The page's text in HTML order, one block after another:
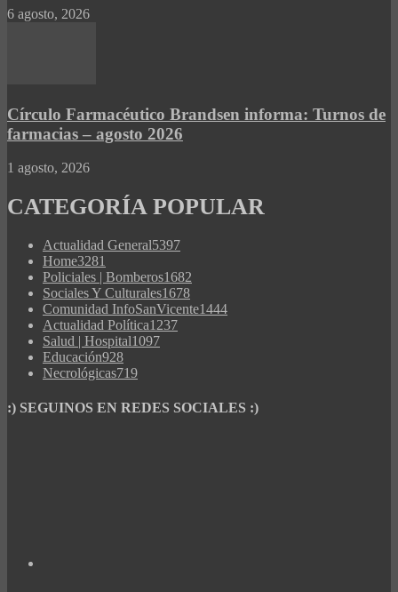
6 agosto, 2026
Círculo Farmacéutico Brandsen informa: Turnos de
farmacias – agosto 2026
1 agosto, 2026
CATEGORÍA POPULAR
Actualidad General5397
Home3281
Policiales | Bomberos1682
Sociales Y Culturales1678
Comunidad InfoSanVicente1444
Actualidad Política1237
Salud | Hospital1097
Educación928
Necrológicas719
:) SEGUINOS EN REDES SOCIALES :)